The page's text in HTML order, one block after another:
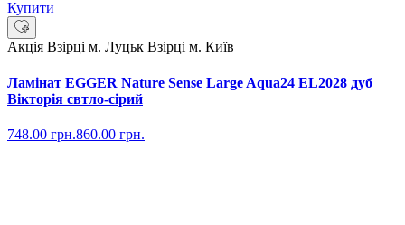
Купити
Акція Взірці м. Луцьк Взірці м. Київ
Ламінат EGGER Nature Sense Large Aqua24 EL2028 дуб
Вікторія свтло-сірий
748.00 грн.860.00 грн.